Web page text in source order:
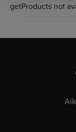
getProducts not